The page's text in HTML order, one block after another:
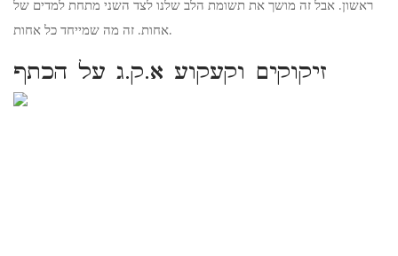
ראשון. אבל זה מושך את תשומת הלב שלנו לצד השני מתחת למדים של
אחות. זה מה שמייחד כל אחות.
זיקוקים וקעקוע א.ק.ג על הכתף